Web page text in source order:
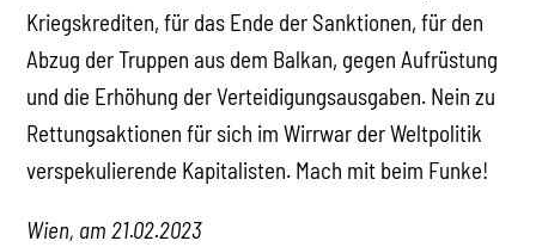
Kriegskrediten, für das Ende der Sanktionen, für den
Abzug der Truppen aus dem Balkan, gegen Aufrüstung
und die Erhöhung der Verteidigungsausgaben. Nein zu
Rettungsaktionen für sich im Wirrwar der Weltpolitik
verspekulierende Kapitalisten. Mach mit beim Funke!
Wien, am 21.02.2023